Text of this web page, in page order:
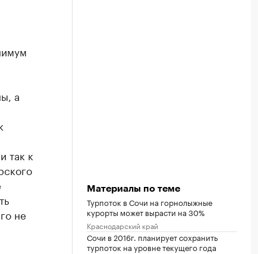
а
так к
не
Материалы по теме
Турпоток в Сочи на горнолыжные
курорты может вырасти на 30%
Краснодарский край
Сочи в 2016г. планирует сохранить
турпоток на уровне текущего года